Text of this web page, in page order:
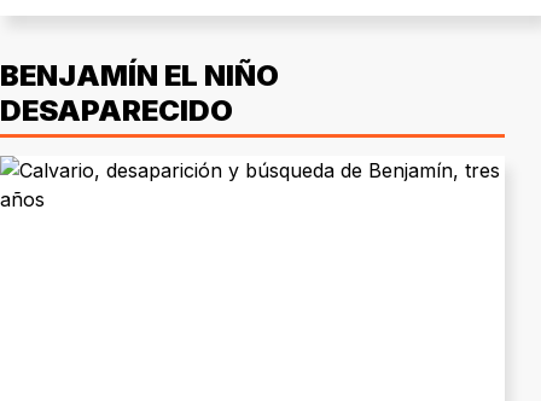
BENJAMÍN EL NIÑO
DESAPARECIDO